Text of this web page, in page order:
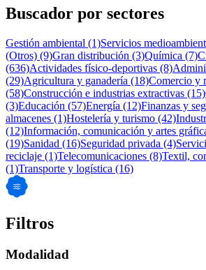
Buscador por sectores
Gestión ambiental (1)Servicios
(Otros) (9)Gran distribución (3)Química (7)
(636)Actividades físico-deportivas (8)
(29)Agricultura y ganadería (18)Comercio y
(58)Construcción e industrias extractivas (15)
(3)Educación (57)Energía (12)Finanzas y
almacenes (1)Hostelería y turismo (42)
(12)Información, comunicación y artes
(19)Sanidad (16)Seguridad privada (4)
reciclaje (1)Telecomunicaciones (8)Textil,
(1)Transporte y logística (16)
Filtros
Modalidad